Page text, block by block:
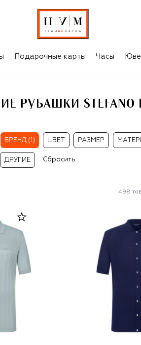
Подарочные карты Часы
РУБАШКИ STEFANO
БРЕНД (1) ЦВЕТ РАЗМЕР
ДРУГИЕ Сбросить
498